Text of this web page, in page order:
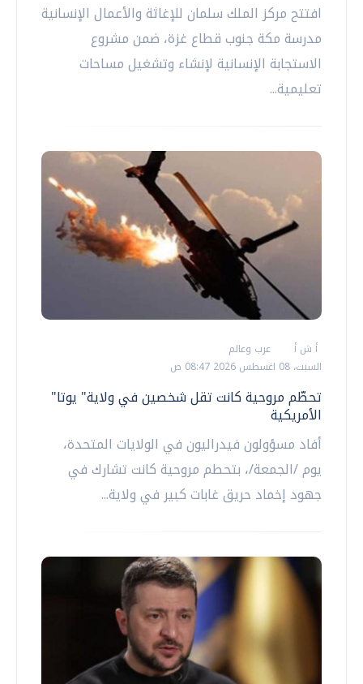
افتتح مركز الملك سلمان للإغاثة والأعمال الإنسانية
مدرسة مكة جنوب قطاع غزة، ضمن مشروع
الاستجابة الإنسانية لإنشاء وتشغيل مساحات
تعليمية...
أ ش أ
عرب وعالم
السبت، 08 اغسطس 2026 08:47 ص
تحطّم مروحية كانت تقل شخصين في ولاية" يوتا"
الأمريكية
أفاد مسؤولون فيدراليون في الولايات المتحدة،
يوم /الجمعة/، بتحطم مروحية كانت تشارك في
جهود إخماد حريق غابات كبير في ولاية...